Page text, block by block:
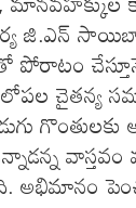
జి.ఎన్
చైతన్య
వాస్తవం
అభిమానం